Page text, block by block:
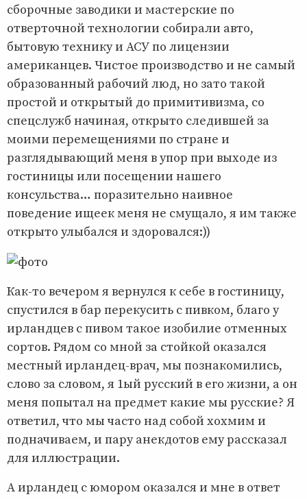
сборочные заводики и мастерские по
отверточной технологии собирали авто,
бытовую технику и АСУ по лицензии
американцев. Чистое производство и не самый
образованный рабочий люд, но зато такой
простой и открытый до примитивизма, со
спецслужб начиная, открыто следившей за
моими перемещениями по стране и
разглядывающий меня в упор при выходе из
гостиницы или посещении нашего
консульства… поразительно наивное
поведение ищеек меня не смущало, я им также
открыто улыбался и здоровался:))
Как-то вечером я вернулся к себе в гостиницу,
спустился в бар перекусить с пивком, благо у
ирландцев с пивом такое изобилие отменных
сортов. Рядом со мной за стойкой оказался
местный ирландец-врач, мы познакомились,
слово за словом, я 1ый русский в его жизни, а он
меня попытал на предмет какие мы русские? Я
ответил, что мы часто над собой хохмим и
подначиваем, и пару анекдотов ему рассказал
для иллюстрации.
А ирландец с юмором оказался и мне в ответ